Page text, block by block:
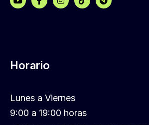
Horario
Lunes a Viernes
9:00 a 19:00 horas